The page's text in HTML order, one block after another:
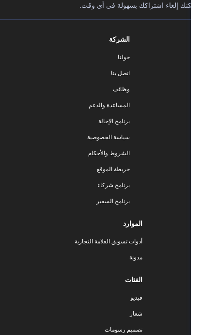
إلغاء اشتراكك بسهولة في أي وقت.
المساعدة والدعم
برنامج الإحالة
سياسة الخصوصية
الشروط والأحكام
خريطة الموقع
برنامج شركاء
برنامج السفير
أدوات تسويق العلامة التجارية
تصميم رسومات